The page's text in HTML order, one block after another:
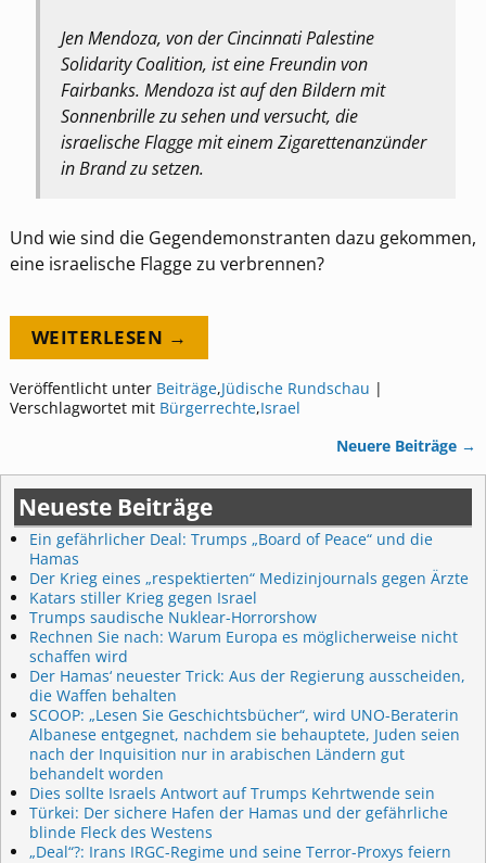
Jen Mendoza, von der Cincinnati Palestine
Solidarity Coalition, ist eine Freundin von
Fairbanks. Mendoza ist auf den Bildern mit
Sonnenbrille zu sehen und versucht, die
israelische Flagge mit einem Zigarettenanzünder
in Brand zu setzen.
Und wie sind die Gegendemonstranten dazu gekommen,
eine israelische Flagge zu verbrennen?
WEITERLESEN →
Veröffentlicht unter Beiträge,Jüdische Rundschau |
Verschlagwortet mit Bürgerrechte,Israel
Artikelnavigation
Neuere Beiträge →
Neueste Beiträge
Ein gefährlicher Deal: Trumps „Board of Peace“ und die
Hamas
Der Krieg eines „respektierten“ Medizinjournals gegen Ärzte
Katars stiller Krieg gegen Israel
Trumps saudische Nuklear-Horrorshow
Rechnen Sie nach: Warum Europa es möglicherweise nicht
schaffen wird
Der Hamas‘ neuester Trick: Aus der Regierung ausscheiden,
die Waffen behalten
SCOOP: „Lesen Sie Geschichtsbücher“, wird UNO-Beraterin
Albanese entgegnet, nachdem sie behauptete, Juden seien
nach der Inquisition nur in arabischen Ländern gut
behandelt worden
Dies sollte Israels Antwort auf Trumps Kehrtwende sein
Türkei: Der sichere Hafen der Hamas und der gefährliche
blinde Fleck des Westens
„Deal“?: Irans IRGC-Regime und seine Terror-Proxys feiern